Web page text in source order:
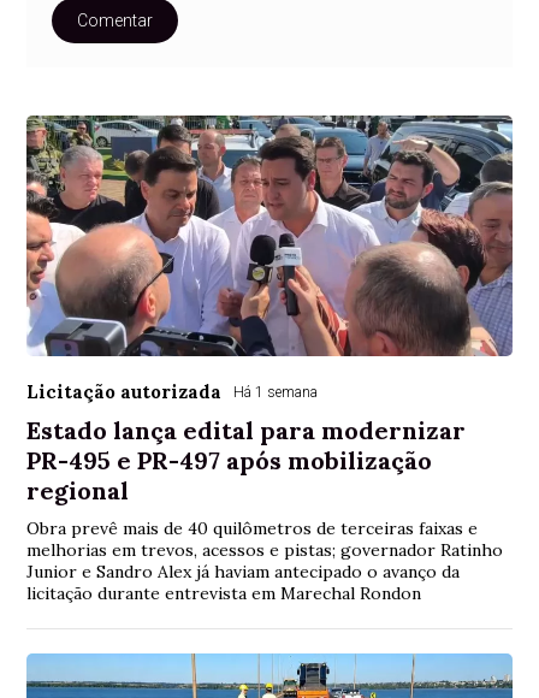
Comentar
Licitação autorizada Há 1 semana
Estado lança edital para modernizar
PR-495 e PR-497 após mobilização
regional
Obra prevê mais de 40 quilômetros de terceiras faixas e
melhorias em trevos, acessos e pistas; governador Ratinho
Junior e Sandro Alex já haviam antecipado o avanço da
licitação durante entrevista em Marechal Rondon